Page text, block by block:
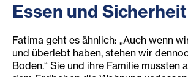
Essen und Sicherheit
Fatima geht es ähnlich: „Auch wenn
und überlebt haben, stehen wir
Boden.“ Sie und ihre Familie mussten